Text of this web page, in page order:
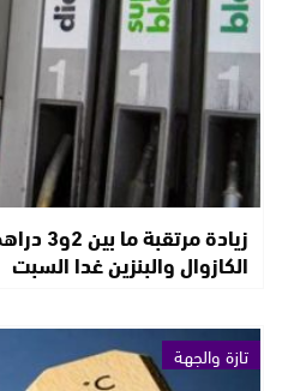
زيادة
الكازوال والبنزين غدا السبت
تازة والجهة